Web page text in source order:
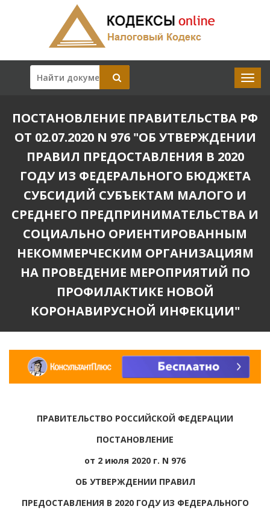
ПОСТАНОВЛЕНИЕ ПРАВИТЕЛЬСТВА РФ
ОТ 02.07.2020 N 976 "ОБ УТВЕРЖДЕНИИ
ПРАВИЛ ПРЕДОСТАВЛЕНИЯ В 2020
ГОДУ ИЗ ФЕДЕРАЛЬНОГО БЮДЖЕТА
СУБСИДИЙ СУБЪЕКТАМ МАЛОГО И
СРЕДНЕГО ПРЕДПРИНИМАТЕЛЬСТВА И
СОЦИАЛЬНО ОРИЕНТИРОВАННЫМ
НЕКОММЕРЧЕСКИМ ОРГАНИЗАЦИЯМ
НА ПРОВЕДЕНИЕ МЕРОПРИЯТИЙ ПО
ПРОФИЛАКТИКЕ НОВОЙ
КОРОНАВИРУСНОЙ ИНФЕКЦИИ"
ПРАВИТЕЛЬСТВО РОССИЙСКОЙ ФЕДЕРАЦИИ
ПОСТАНОВЛЕНИЕ
от 2 июля 2020 г. N 976
ОБ УТВЕРЖДЕНИИ ПРАВИЛ
ПРЕДОСТАВЛЕНИЯ В 2020 ГОДУ ИЗ ФЕДЕРАЛЬНОГО